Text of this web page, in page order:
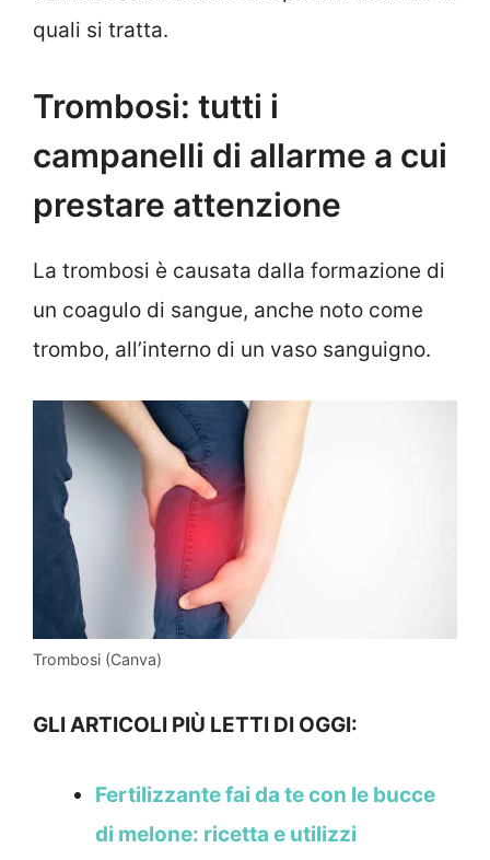
quali si tratta.
Trombosi: tutti i
campanelli di allarme a cui
prestare attenzione
La trombosi è causata dalla formazione di
un coagulo di sangue, anche noto come
trombo, all’interno di un vaso sanguigno.
Trombosi (Canva)
GLI ARTICOLI PIÙ LETTI DI OGGI:
Fertilizzante fai da te con le bucce
di melone: ricetta e utilizzi